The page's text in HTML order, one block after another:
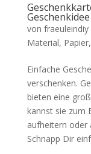
Geschenkidee
von fraeuleindiy
Material, Papier,
Einfache
verschenken.
bieten eine
kannst sie zum
aufheitern oder
Schnapp Dir